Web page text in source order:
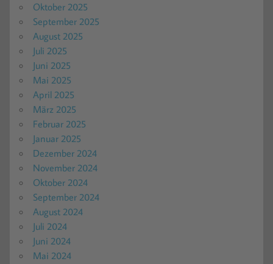
Oktober 2025
September 2025
August 2025
Juli 2025
Juni 2025
Mai 2025
April 2025
März 2025
Februar 2025
Januar 2025
Dezember 2024
November 2024
Oktober 2024
September 2024
August 2024
Juli 2024
Juni 2024
Mai 2024